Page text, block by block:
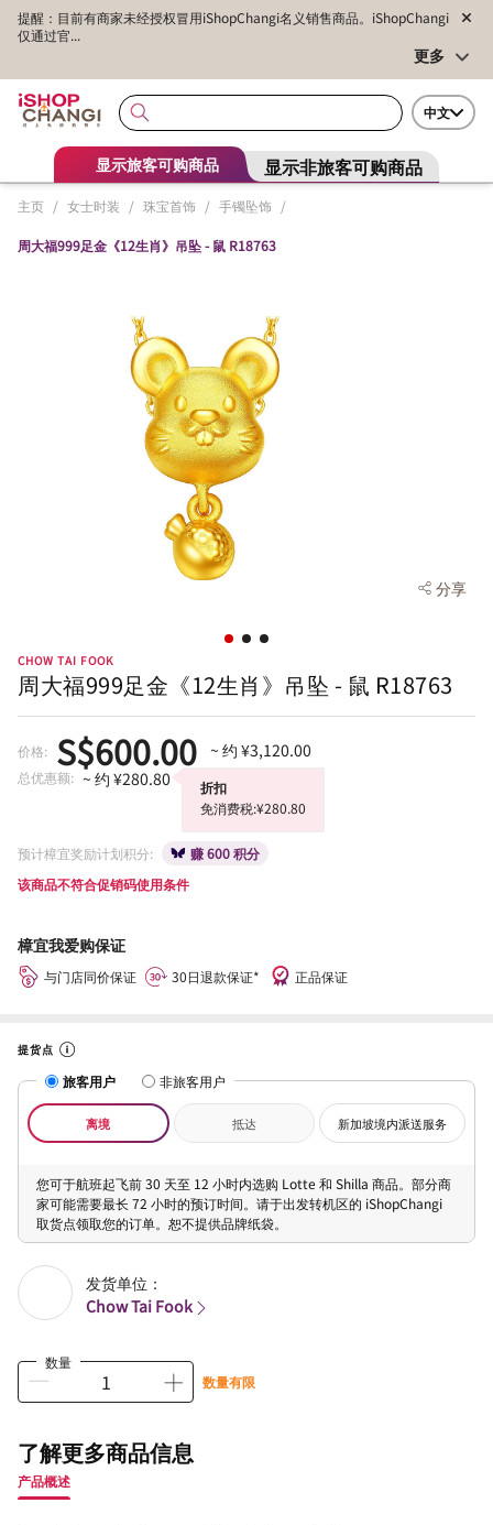
提醒：目前有商家未经授权冒用iShopChangi名义销售商品。iShopChangi
仅通过官...
更多
中文
显示旅客可购商品 显示非旅客可购商品
主页 / 女士时装 / 珠宝首饰 / 手镯坠饰 /
周大福999足金《12生肖》吊坠 - 鼠 R18763
分享
CHOW TAI FOOK
周大福999足金《12生肖》吊坠 - 鼠 R18763
价格: S$600.00 ~ 约 ¥3,120.00
总优惠额: ~ 约 ¥280.80
折扣
免消费税:¥280.80
预计樟宜奖励计划积分:
赚 600 积分
该商品不符合促销码使用条件
樟宜我爱购保证
与门店同价保证 30日退款保证* 正品保证
提货点
旅客用户 非旅客用户
离境 抵达 新加坡境内派送服务
您可于航班起飞前 30 天至 12 小时内选购 Lotte 和 Shilla 商品。部分商
家可能需要最长 72 小时的预订时间。请于出发转机区的 iShopChangi
取货点领取您的订单。恕不提供品牌纸袋。
发货单位：
Chow Tai Fook
数量
数量有限
了解更多商品信息
产品概述